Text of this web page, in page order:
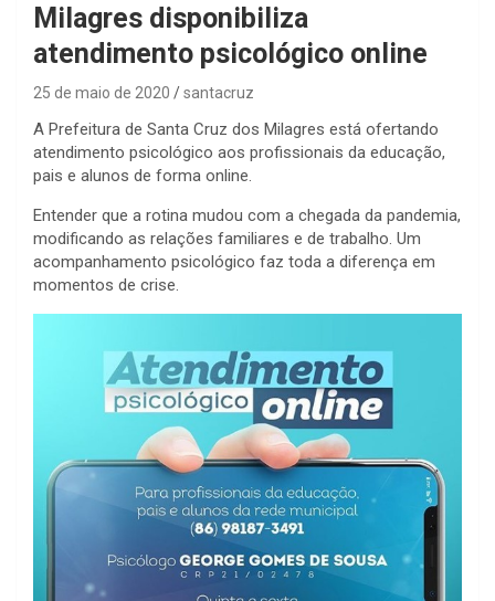
Milagres disponibiliza
atendimento psicológico online
25 de maio de 2020 santacruz
A Prefeitura de Santa Cruz dos Milagres está ofertando
atendimento psicológico aos profissionais da educação,
pais e alunos de forma online.
Entender que a rotina mudou com a chegada da pandemia,
modificando as relações familiares e de trabalho. Um
acompanhamento psicológico faz toda a diferença em
momentos de crise.